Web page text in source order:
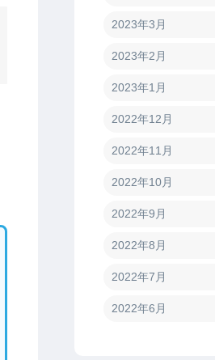
2023年3月
2023年2月
2023年1月
2022年12月
2022年11月
2022年10月
2022年9月
2022年8月
2022年7月
2022年6月